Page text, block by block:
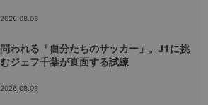
2026.08.03
問われる「自分たちのサッカー」。J1に挑
むジェフ千葉が直面する試練
2026.08.03